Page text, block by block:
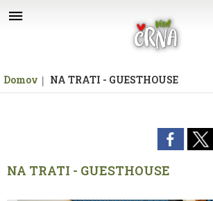
Domov NA TRATI - GUESTHOUSE
NA TRATI - GUESTHOUSE
Za pričetek iskanja kliknite na puščico >